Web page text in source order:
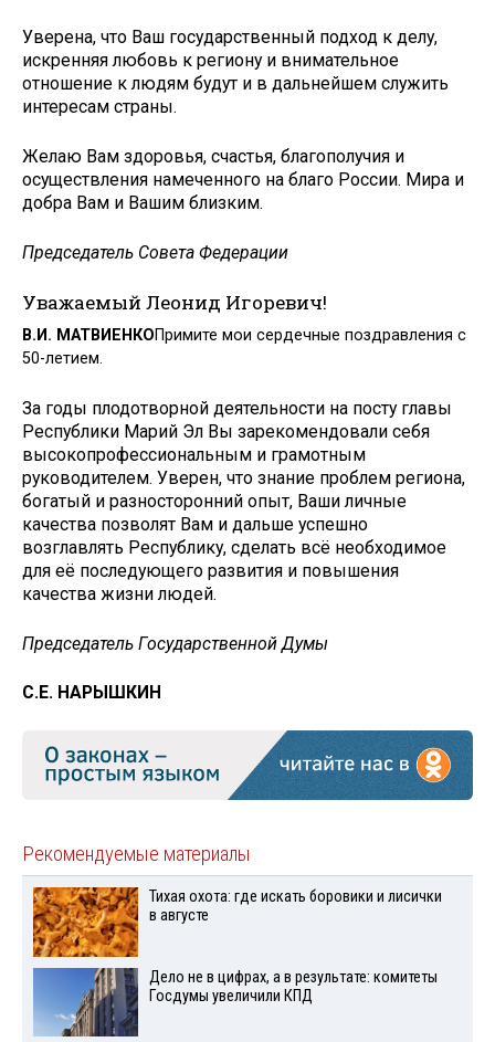
Уверена, что Ваш государственный подход к делу,
искренняя любовь к региону и внимательное
отношение к людям будут и в дальнейшем служить
интересам страны.
Желаю Вам здоровья, счастья, благополучия и
осуществления намеченного на благо России. Мира и
добра Вам и Вашим близким.
Председатель Совета Федерации
Уважаемый Леонид Игоревич!
В.И. МАТВИЕНКОПримите мои сердечные поздравления с
50-летием.
За годы плодотворной деятельности на посту главы
Республики ­Марий Эл Вы зарекомендовали себя
высокопрофессиональным и грамотным
руководителем. Уверен, что знание проблем региона,
богатый и разносторонний опыт, Ваши личные
качества позволят Вам и дальше успешно
возглавлять Республику, сделать всё необходимое
для её последующего развития и повышения
качества жизни людей.
Председатель Государственной Думы
С.Е. НАРЫШКИН
Рекомендуемые материалы
Тихая охота: где искать боровики и лисички
в августе
Дело не в цифрах, а в результате: комитеты
Госдумы увеличили КПД